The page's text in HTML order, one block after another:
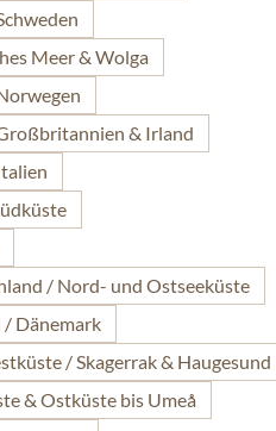
Meer & Wolga
& Irland
/ Nord- und Ostseeküste
/ Dänemark
/ Skagerrak & Haugesund
& Ostküste bis Umeå